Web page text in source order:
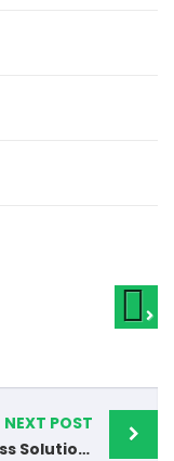
NEXT POST
Business Solutions